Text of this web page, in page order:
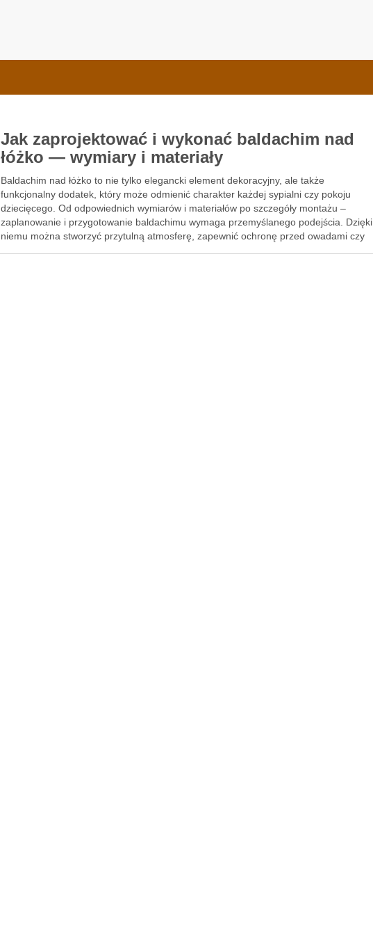
Jak zaprojektować i wykonać baldachim nad
łóżko — wymiary i materiały
Baldachim nad łóżko to nie tylko elegancki element dekoracyjny, ale także
funkcjonalny dodatek, który może odmienić charakter każdej sypialni czy pokoju
dziecięcego. Od odpowiednich wymiarów i materiałów po szczegóły montażu –
zaplanowanie i przygotowanie baldachimu wymaga przemyślanego podejścia. Dzięki
niemu można stworzyć przytulną atmosferę, zapewnić ochronę przed owadami czy